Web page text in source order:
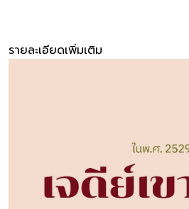
รายละเอียดเพิ่มเติม